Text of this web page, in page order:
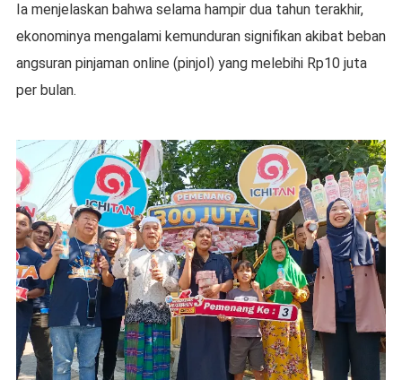
Ia menjelaskan bahwa selama hampir dua tahun terakhir,
ekonominya mengalami kemunduran signifikan akibat beban
angsuran pinjaman online (pinjol) yang melebihi Rp10 juta
per bulan.